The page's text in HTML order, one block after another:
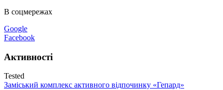
В соцмережах
Google
Facebook
Активності
Tested
Заміський комплекс активного відпочинку «Гепард»